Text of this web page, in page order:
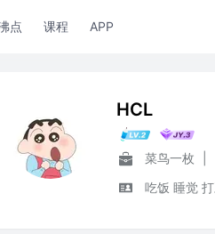
点 课程 APP
HCL
菜鸟一枚
吃饭 睡觉